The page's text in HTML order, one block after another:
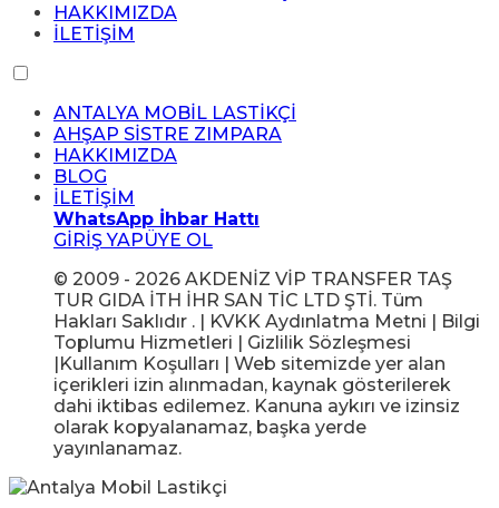
HAKKIMIZDA
İLETİŞİM
ANTALYA MOBİL LASTİKÇİ
AHŞAP SİSTRE ZIMPARA
HAKKIMIZDA
BLOG
İLETİŞİM
WhatsApp İhbar Hattı
GİRİŞ YAPÜYE OL
© 2009 - 2026 AKDENİZ VİP TRANSFER TAŞ
TUR GIDA İTH İHR SAN TİC LTD ŞTİ. Tüm
Hakları Saklıdır . | KVKK Aydınlatma Metni | Bilgi
Toplumu Hizmetleri | Gizlilik Sözleşmesi
|Kullanım Koşulları | Web sitemizde yer alan
içerikleri izin alınmadan, kaynak gösterilerek
dahi iktibas edilemez. Kanuna aykırı ve izinsiz
olarak kopyalanamaz, başka yerde
yayınlanamaz.